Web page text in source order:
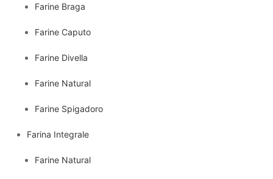
Farine Braga
Farine Caputo
Farine Divella
Farine Natural
Farine Spigadoro
Farina Integrale
Farine Natural